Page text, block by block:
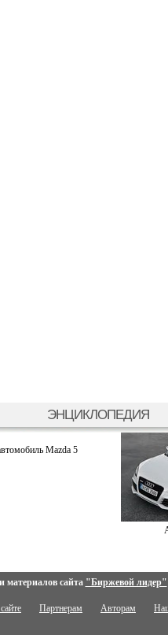
ЭНЦИКЛОПЕДИЯ
Mazda 5
материалов сайта "Биржевой лидер"
Партнерам Авторам